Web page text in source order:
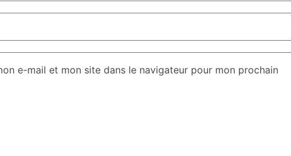
e-mail et mon site dans le navigateur pour mon prochain